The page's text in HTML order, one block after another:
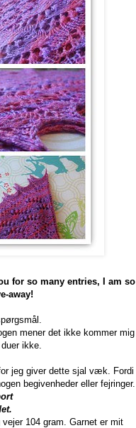
for so many entries, I am so
away!
mener det ikke kommer mig
ikke.
jeg giver dette sjal væk. Fordi
begivenheder eller fejringer.
104 gram. Garnet er mit